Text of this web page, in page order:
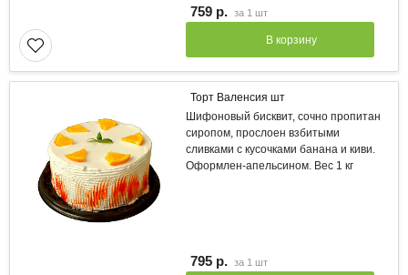
759 р. за 1 шт
В корзину
Торт Валенсия шт
Шифоновый бисквит, сочно пропитан
сиропом, прослоен взбитыми
сливками с кусочками банана и киви.
Оформлен-апельсином. Вес 1 кг
795 р. за 1 шт